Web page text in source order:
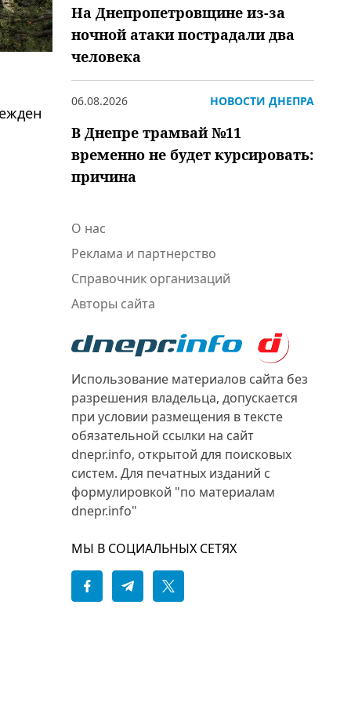
На Днепропетровщине из-за
ночной атаки пострадали два
человека
06.08.2026 НОВОСТИ ДНЕПРА
В Днепре трамвай №11
временно не будет курсировать:
причина
О нас
Реклама и партнерство
Справочник организаций
Авторы сайта
Использование материалов сайта без
разрешения владельца, допускается
при условии размещения в тексте
обязательной ссылки на сайт
dnepr.info, открытой для поисковых
систем. Для печатных изданий с
формулировкой "по материалам
dnepr.info"
МЫ В СОЦИАЛЬНЫХ СЕТЯХ